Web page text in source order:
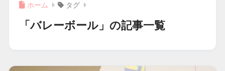
ホーム タグ
「バレーボール」の記事一覧